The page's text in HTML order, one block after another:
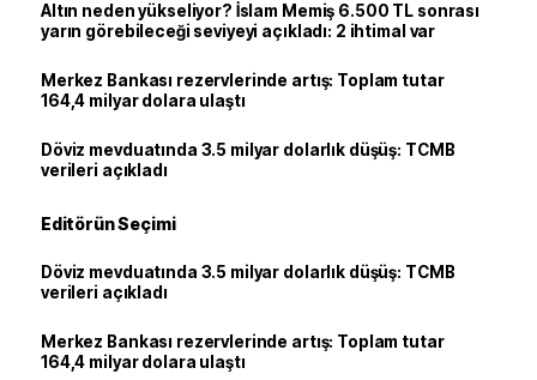
Altın neden yükseliyor? İslam Memiş 6.500 TL sonrası
yarın görebileceği seviyeyi açıkladı: 2 ihtimal var
Merkez Bankası rezervlerinde artış: Toplam tutar
164,4 milyar dolara ulaştı
Döviz mevduatında 3.5 milyar dolarlık düşüş: TCMB
verileri açıkladı
Editörün Seçimi
Döviz mevduatında 3.5 milyar dolarlık düşüş: TCMB
verileri açıkladı
Merkez Bankası rezervlerinde artış: Toplam tutar
164,4 milyar dolara ulaştı